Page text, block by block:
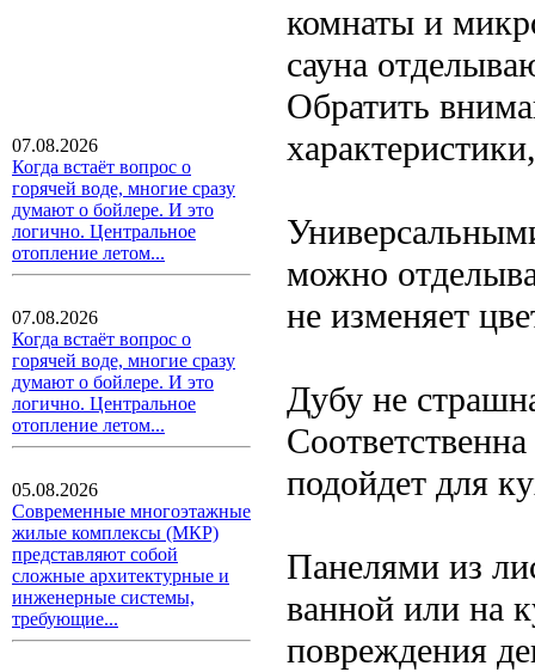
07.08.2026
Когда встаёт вопрос о
горячей воде, многие сразу
думают о бойлере. И это
логично. Центральное
отопление летом...
07.08.2026
Когда встаёт вопрос о
горячей воде, многие сразу
думают о бойлере. И это
логично. Центральное
отопление летом...
05.08.2026
Современные многоэтажные
жилые комплексы (МКР)
представляют собой
сложные архитектурные и
инженерные системы,
требующие...
комнаты и
сауна
Обратить
можно
не изменяет
Дубу не
подойдет для
Панелями из
ванной или на
повреждения